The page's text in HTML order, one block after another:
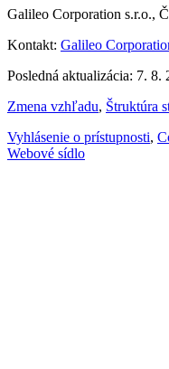
Galileo Corporation s.r.o.,
Kontakt: Galileo
Posledná aktualizácia: 7. 8.
Zmena vzhľadu, Štruktúra
Vyhlásenie o prístupnosti,
Webové sídlo